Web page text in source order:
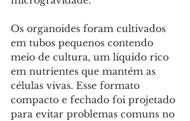
Os organoides foram cultivados
em tubos pequenos contendo
meio de cultura, um líquido rico
em nutrientes que mantém as
células vivas. Esse formato
compacto e fechado foi projetado
para evitar problemas comuns no